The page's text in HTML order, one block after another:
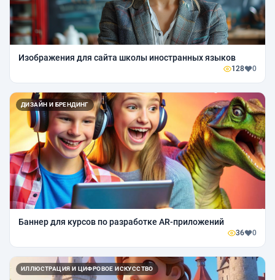
Изображения для сайта школы иностранных языков
128 0
ДИЗАЙН И БРЕНДИНГ
Баннер для курсов по разработке AR-приложений
36 0
ИЛЛЮСТРАЦИЯ И ЦИФРОВОЕ ИСКУССТВО